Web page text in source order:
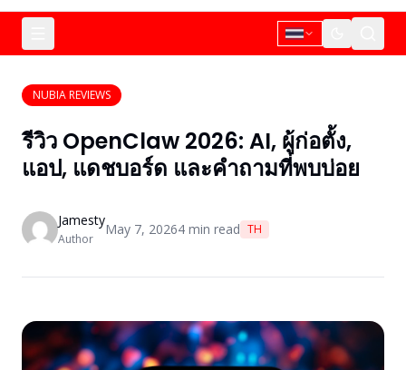
NUBIA REVIEWS
รีวิว OpenClaw 2026: AI, ผู้ก่อตั้ง,
แอป, แดชบอร์ด และคำถามที่พบบ่อย
Jamesty
Author
May 7, 20264 min read TH